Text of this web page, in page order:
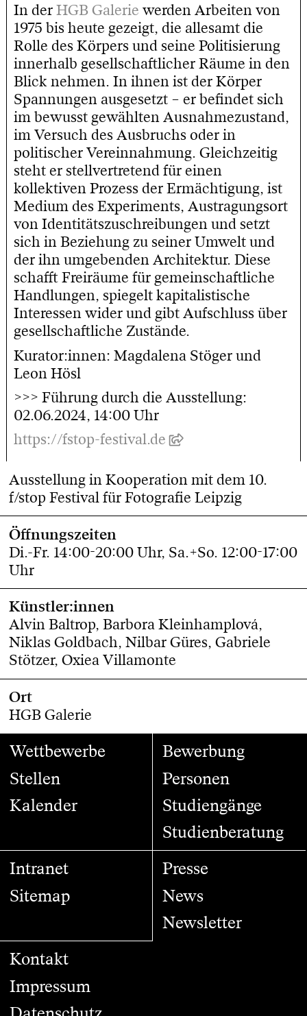
In derHGB Galerie werden Arbeiten von
1975 bis heute gezeigt, die allesamt die
Rolle des Körpers und seine Politisierung
innerhalb gesellschaftlicher Räume in den
Blick nehmen. In ihnen ist der Körper
Spannungen ausgesetzt – er befindet sich
im bewusst gewählten Ausnahmezustand,
im Versuch des Ausbruchs oder in
politischer Vereinnahmung. Gleichzeitig
steht er stellvertretend für einen
kollektiven Prozess der Ermächtigung, ist
Medium des Experiments, Austragungsort
von Identitätszuschreibungen und setzt
sich in Beziehung zu seiner Umwelt und
der ihn umgebenden Architektur. Diese
schafft Freiräume für gemeinschaftliche
Handlungen, spiegelt kapitalistische
Interessen wider und gibt Aufschluss über
gesellschaftliche Zustände.
Kurator:innen: Magdalena Stöger und
Leon Hösl
>>> Führung durch die Ausstellung:
02.06.2024, 14:00 Uhr
https://fstop-festival.de
Ausstellung in Kooperation mit dem 10.
f/stop Festival für Fotografie Leipzig
Öffnungszeiten
Di.-Fr. 14:00-20:00 Uhr, Sa.+So. 12:00-17:00
Uhr
Künstler:innen
Alvin Baltrop, Barbora Kleinhamplová,
Niklas Goldbach, Nilbar Güres, Gabriele
Stötzer, Oxiea Villamonte
Ort
HGB Galerie
Wettbewerbe
Stellen
Kalender
Bewerbung
Personen
Studiengänge
Studienberatung
Intranet
Sitemap
Presse
News
Newsletter
Kontakt
Impressum